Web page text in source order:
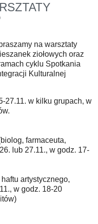
na warsztaty
ziołowych oraz
cyklu Spotkania
Kulturalnej
27.11. w kilku grupach, w
farmaceuta,
lub 27.11., w godz. 17-
artystycznego,
w godz. 18-20